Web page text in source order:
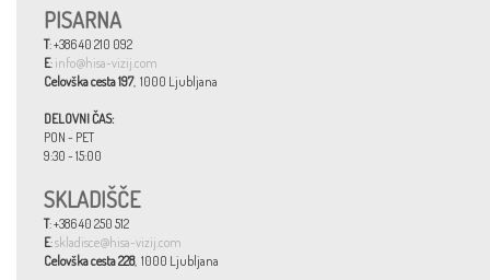
PISARNA
T: +386 40 210 092
E: info@hisa-vizij.com
Celovška cesta 197, 1000 Ljubljana
DELOVNI ČAS:
PON - PET
9:30 - 15:00
SKLADIŠČE
T: +386 40 250 512
E:skladisce@hisa-vizij.com
Celovška cesta 228, 1000 Ljubljana